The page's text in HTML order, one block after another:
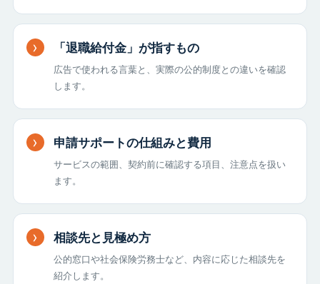
「退職給付金」が指すもの
広告で使われる言葉と、実際の公的制度との違いを確認
します。
申請サポートの仕組みと費用
サービスの範囲、契約前に確認する項目、注意点を扱い
ます。
相談先と見極め方
公的窓口や社会保険労務士など、内容に応じた相談先を
紹介します。